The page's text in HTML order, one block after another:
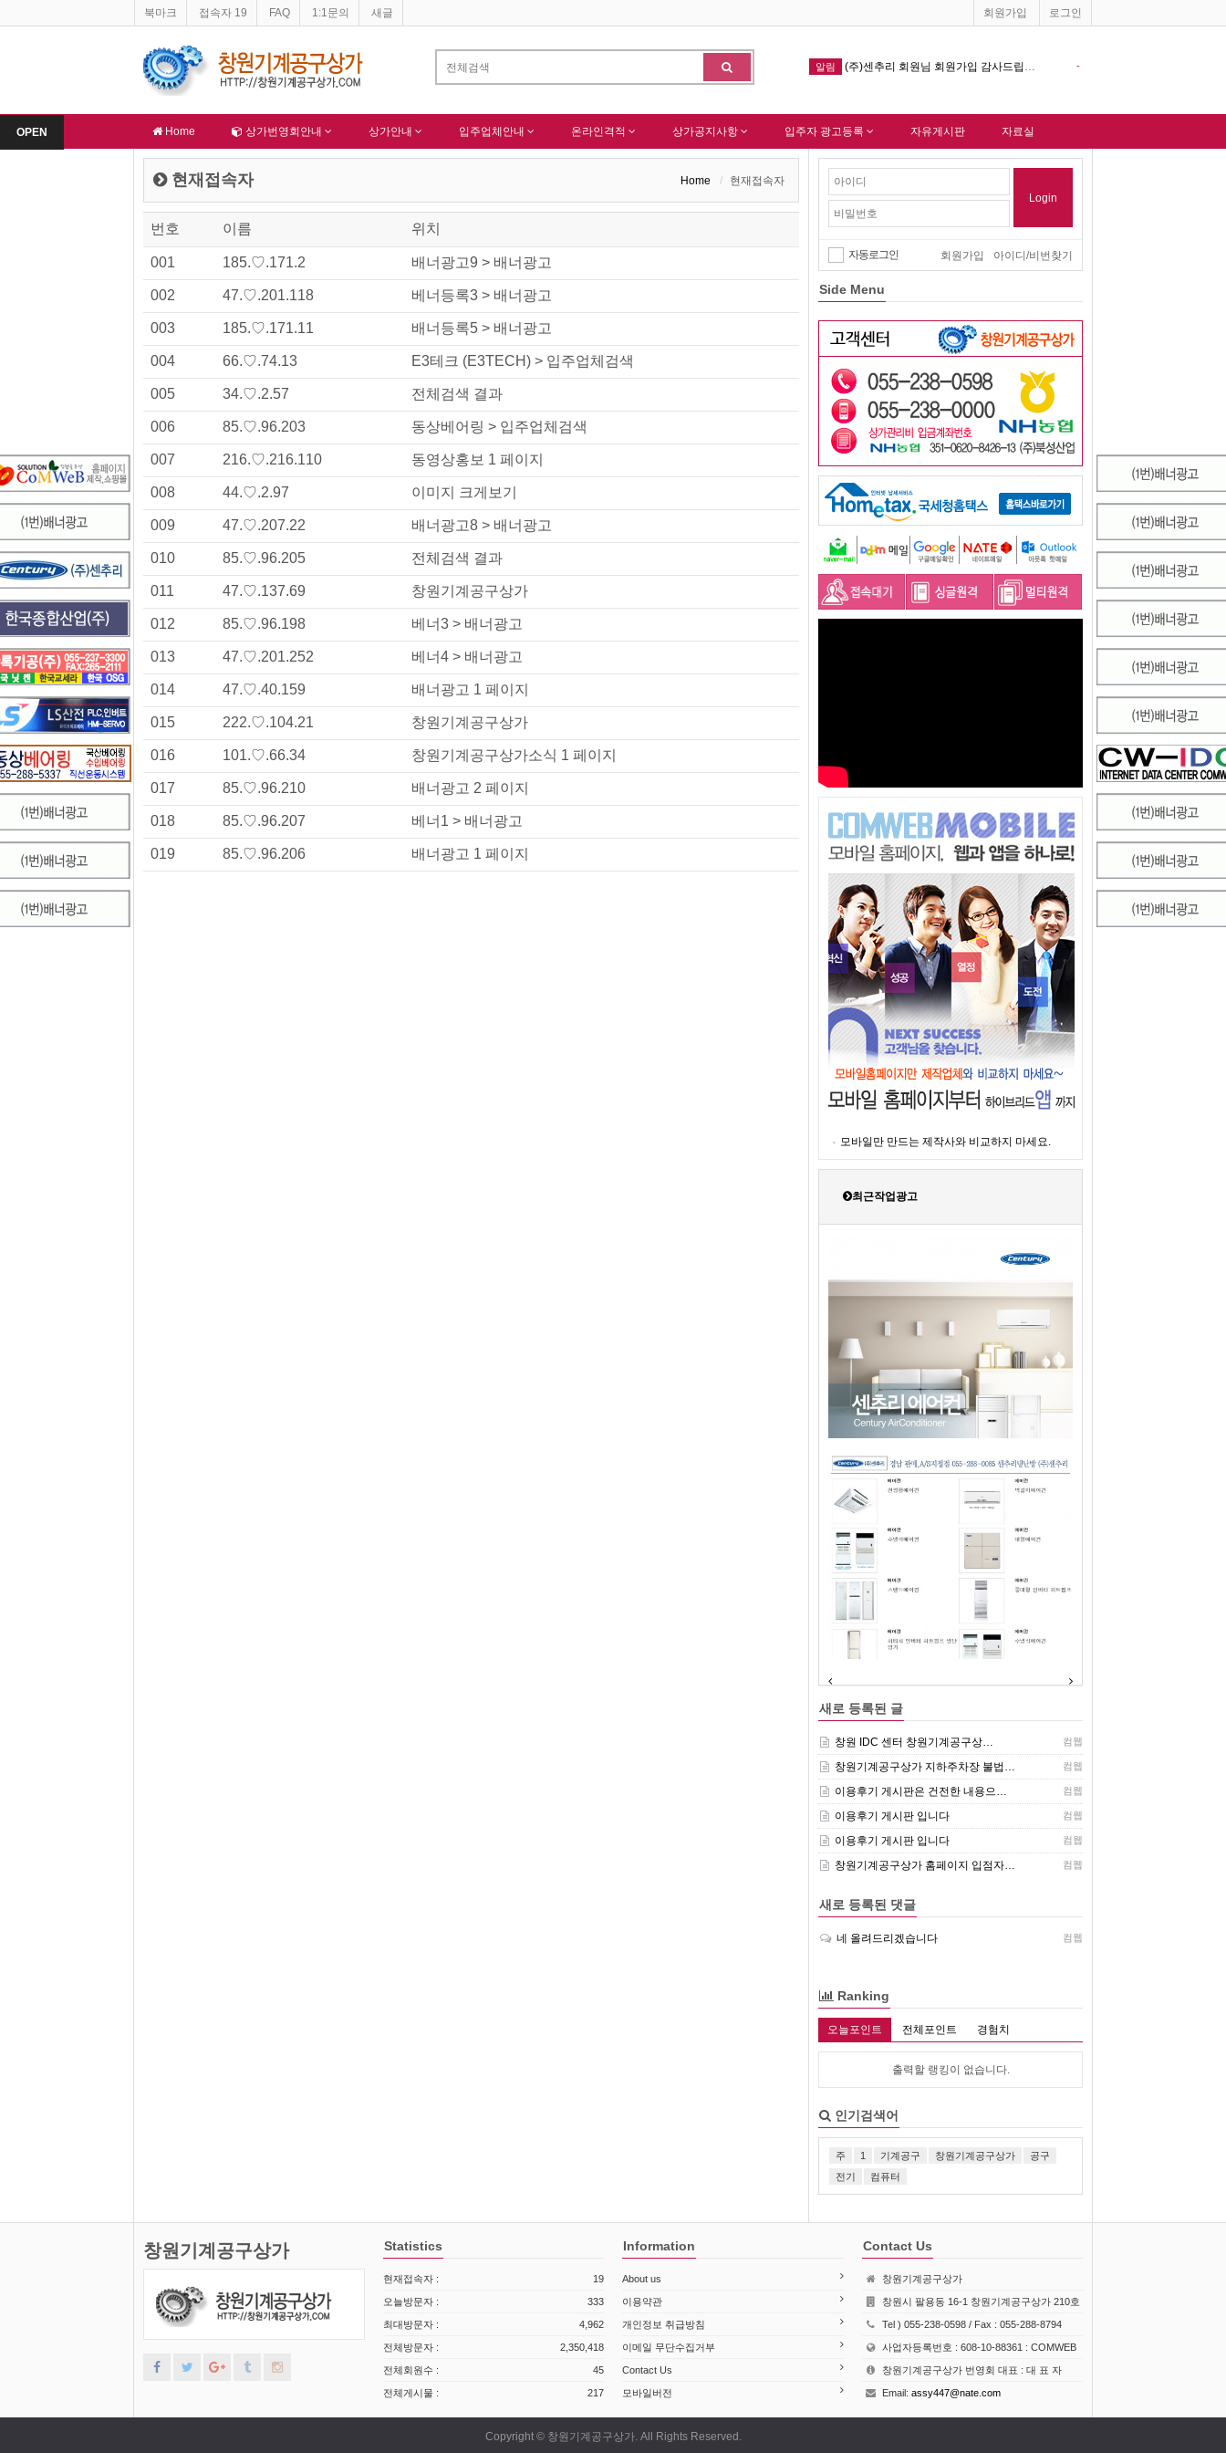
OPEN
북마크 접속자 19 FAQ 1:1문의 새글 회원가입 로그인
창원기계공구상가 홈페이지 네이버 등록완료 - 알림 한국종합산업(주) 회원님 가입을 축하드립니다 ! (주)센추리 회원님 회원가입 감사드립니다. 알림 창원기계공구상가 홈페이지 다음포털 싸이트 등록완료 !!!
Home 상가번영회안내 상가안내 입주업체안내 온라인격적 상가공지사항 입주자 광고등록 자유게시판 자료실
현재접속자 Home 현재접속자
번호 이름 위치
001 185.♡.171.2 배너광고9 > 배너광고
002 47.♡.201.118 베너등록3 > 배너광고
003 185.♡.171.11 배너등록5 > 배너광고
004 66.♡.74.13 E3테크 (E3TECH) > 입주업체검색
005 34.♡.2.57 전체검색 결과
006 85.♡.96.203 동상베어링 > 입주업체검색
007 216.♡.216.110 동영상홍보 1 페이지
008 44.♡.2.97 이미지 크게보기
009 47.♡.207.22 배너광고8 > 배너광고
010 85.♡.96.205 전체검색 결과
011 47.♡.137.69 창원기계공구상가
012 85.♡.96.198 베너3 > 배너광고
013 47.♡.201.252 베너4 > 배너광고
014 47.♡.40.159 배너광고 1 페이지
015 222.♡.104.21 창원기계공구상가
016 101.♡.66.34 창원기계공구상가소식 1 페이지
017 85.♡.96.210 배너광고 2 페이지
018 85.♡.96.207 베너1 > 배너광고
019 85.♡.96.206 배너광고 1 페이지
Login
자동로그인 아이디/비번찾기
회원가입
Side Menu
모바일만 만드는 제작사와 비교하지 마세요.
최근작업광고
새로 등록된 글
창원 IDC 센터 창원기계공구상… 컴웹
창원기계공구상가 지하주차장 불법… 컴웹
이용후기 게시판은 건전한 내용으… 컴웹
이용후기 게시판 입니다 컴웹
이용후기 게시판 입니다 컴웹
창원기계공구상가 홈페이지 입점자… 컴웹
새로 등록된 댓글
네 올려드리겠습니다 컴웹
Ranking
오늘포인트 전체포인트 경험치
출력할 랭킹이 없습니다.
인기검색어
주 1 기계공구 창원기계공구상가
공구
전기
컴퓨터
창원기계공구상가 Statistics
현재접속자 : 19
오늘방문자 : 333
최대방문자 : 4,962
전체방문자 : 2,350,418
전체회원수 : 45
전체게시물 : 217
Information
About us
이용약관
개인정보 취급방침
이메일 무단수집거부
Contact Us
모바일버전
Contact Us
창원기계공구상가
창원시 팔용동 16-1 창원기계공구상가 210호
Tel ) 055-238-0598 / Fax : 055-288-8794
사업자등록번호 : 608-10-88361 : COMWEB
창원기계공구상가 번영회 대표 : 대 표 자
Email: assy447@nate.com
Copyright © 창원기계공구상가. All Rights Reserved.